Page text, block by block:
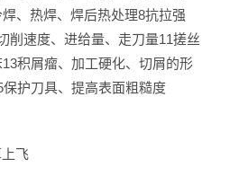
、热焊、焊后热处理8抗拉强
削速度、进给量、走刀量11搓丝
13积屑瘤、加工硬化、切屑的形
护刀具、提高表面粗糙度
飞